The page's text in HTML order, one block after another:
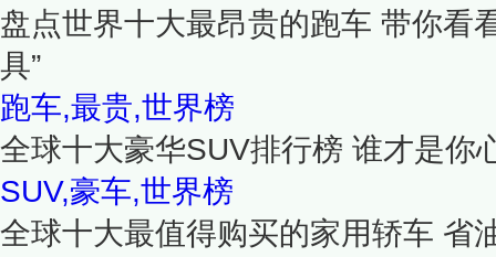
盘点世界十大最昂贵的跑车 带你看
具”
跑车,最贵,世界榜
全球十大豪华SUV排行榜 谁才是你
SUV,豪车,世界榜
全球十大最值得购买的家用轿车 省